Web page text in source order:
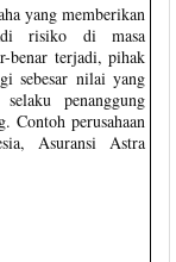
yang memberikan
risiko di masa
benar terjadi, pihak
sebesar nilai yang
penanggung
Contoh perusahaan
Asuransi Astra